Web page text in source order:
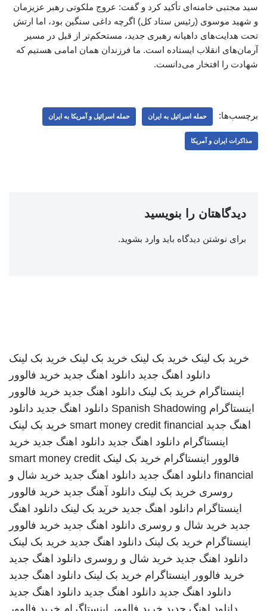
سید مجتبی خامنه‌ای تأکید کرد و گفت: عروج ملکوتی رهبر عزیزمان
و شهید موسوی (رئیس ستاد کل) اگرچه داغی سنگین بود، اما ارتش
تحت هدایت‌های داهیانه رهبری جدید، مستحکم‌تر از قبل در مسیر
آرمان‌های انقلاب ایستاده است. ما فرزندان همان امامی هستیم که
شهادت را افتخار می‌دانست.
برچسب‌ها: حمله اسرائیل به ایران حمله اسرائیل و آمریکا به ایران
مذاکرات ایران و آمریکا
دیدگاهتان را بنویسید
برای نوشتن دیدگاه باید وارد بشوید.
خرید بک لینک خرید بک لینک خرید بک لینک خرید بک لینک
دانلود اهنگ جدید دانلود اهنگ جدید خرید فالوور
اینستاگرام خرید بک لینک دانلود اهنگ جدید خرید فالوور
اینستاگرام Spanish Shadowing دانلود اهنگ جدید دانلود
اهنگ جدید smart money credit financial خرید بک لینک
اینستاگرام دانلود اهنگ جدید دانلود اهنگ جدید خرید
فالوور اینستاگرام خرید بک لینک smart money credit
financial دانلود اهنگ جدید دانلود اهنگ جدید خرید شال و
روسری خرید بک لینک دانلود آهنگ جدید خرید فالوور
اینستاگرام دانلود اهنگ جدید خرید بک لینک دانلود اهنگ
جدید خرید شال و روسری دانلود اهنگ جدید خرید فالوور
اینستاگرام خرید بک لینک دانلود اهنگ جدید خرید بک لینک
دانلود اهنگ جدید خرید شال و روسری دانلود اهنگ جدید
خرید فالوور اینستاگرام خرید بک لینک دانلود اهنگ جدید
دانلود اهنگ جدید دانلود اهنگ جدید دانلود اهنگ جدید
دانلود اهنگ جدید خرید فالوور اینستاگرام خرید فالوور